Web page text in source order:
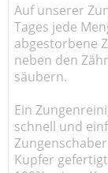
Auf unserer
Tages jede
abgestorbene
neben den
säubern.
Ein
schnell und
Kupfer